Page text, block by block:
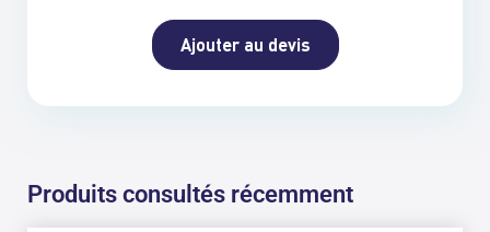
Ajouter au devis
Produits consultés récemment